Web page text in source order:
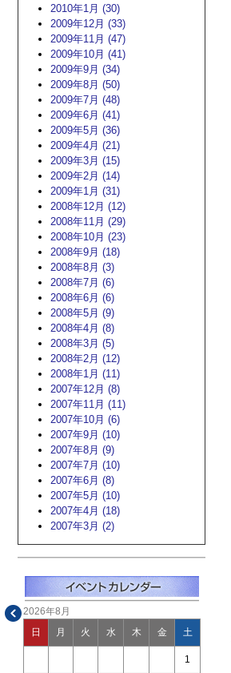
2010年1月 (30)
2009年12月 (33)
2009年11月 (47)
2009年10月 (41)
2009年9月 (34)
2009年8月 (50)
2009年7月 (48)
2009年6月 (41)
2009年5月 (36)
2009年4月 (21)
2009年3月 (15)
2009年2月 (14)
2009年1月 (31)
2008年12月 (12)
2008年11月 (29)
2008年10月 (23)
2008年9月 (18)
2008年8月 (3)
2008年7月 (6)
2008年6月 (6)
2008年5月 (9)
2008年4月 (8)
2008年3月 (5)
2008年2月 (12)
2008年1月 (11)
2007年12月 (8)
2007年11月 (11)
2007年10月 (6)
2007年9月 (10)
2007年8月 (9)
2007年7月 (10)
2007年6月 (8)
2007年5月 (10)
2007年4月 (18)
2007年3月 (2)
2026年8月
日 月 火 水 木 金 土
1